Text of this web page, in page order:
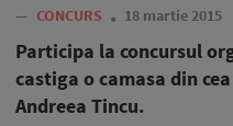
— CONCURS 18 martie 2015
Participa la concursul
castiga o camasa din
Andreea Tincu.